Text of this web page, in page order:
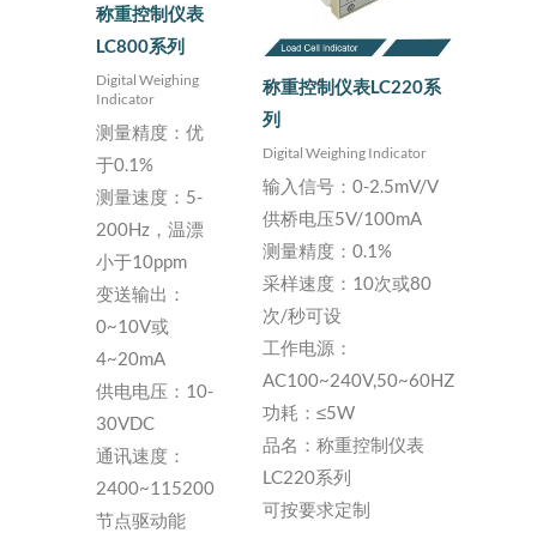
称重控制仪表
LC800系列
Digital Weighing
Indicator
测量精度：优
于0.1%
测量速度：5-
200Hz，温漂
小于10ppm
变送输出：
0~10V或
4~20mA
供电电压：10-
30VDC
通讯速度：
2400~115200
节点驱动能
称重控制仪表LC220系
列
Digital Weighing Indicator
输入信号：0-2.5mV/V
供桥电压5V/100mA
测量精度：0.1%
采样速度：10次或80
次/秒可设
工作电源：
AC100~240V,50~60HZ
功耗：≤5W
品名：称重控制仪表
LC220系列
可按要求定制